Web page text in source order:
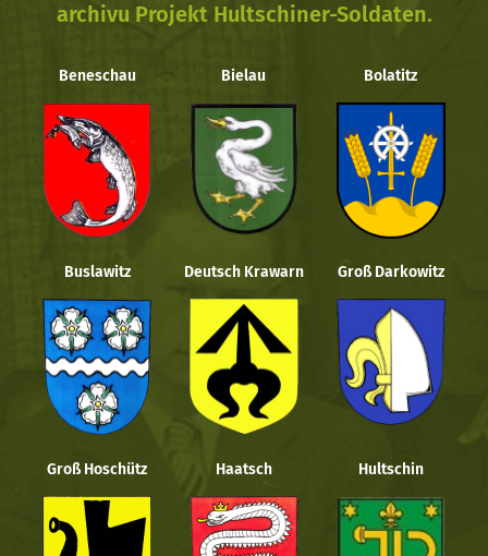
archivu Projekt Hultschiner-Soldaten.
Beneschau Bielau Bolatitz
Buslawitz Deutsch Krawarn Groß Darkowitz
Groß Hoschütz Haatsch Hultschin